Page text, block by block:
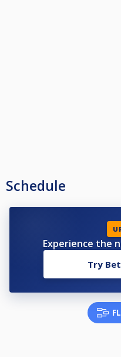
Schedule
Experience the
Try